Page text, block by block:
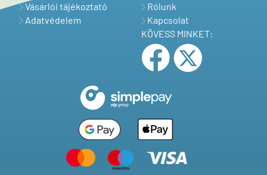
Vásárlói tájékoztató
Adatvédelem
Rólunk
Kapcsolat
KÖVESS MINKET: